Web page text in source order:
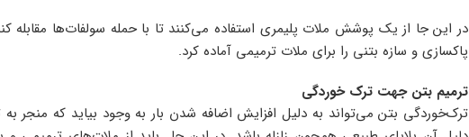
در این جا از یک پوشش ملات پلیمری استفاده‌ می‌کنند تا با حمله سولفات‌ها
پاکسازی و سازه بتنی را برای ملات ترمیمی آماده کرد.
ترمیم بتن جهت ترک خوردگی
ترک‌خوردگی بتن‌ می‌تواند به دلیل افزایش اضافه شدن بار به وجود بیاید که